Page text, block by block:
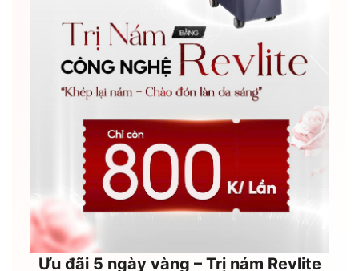
Ưu đãi 5 ngày vàng – Trị nám Revlite